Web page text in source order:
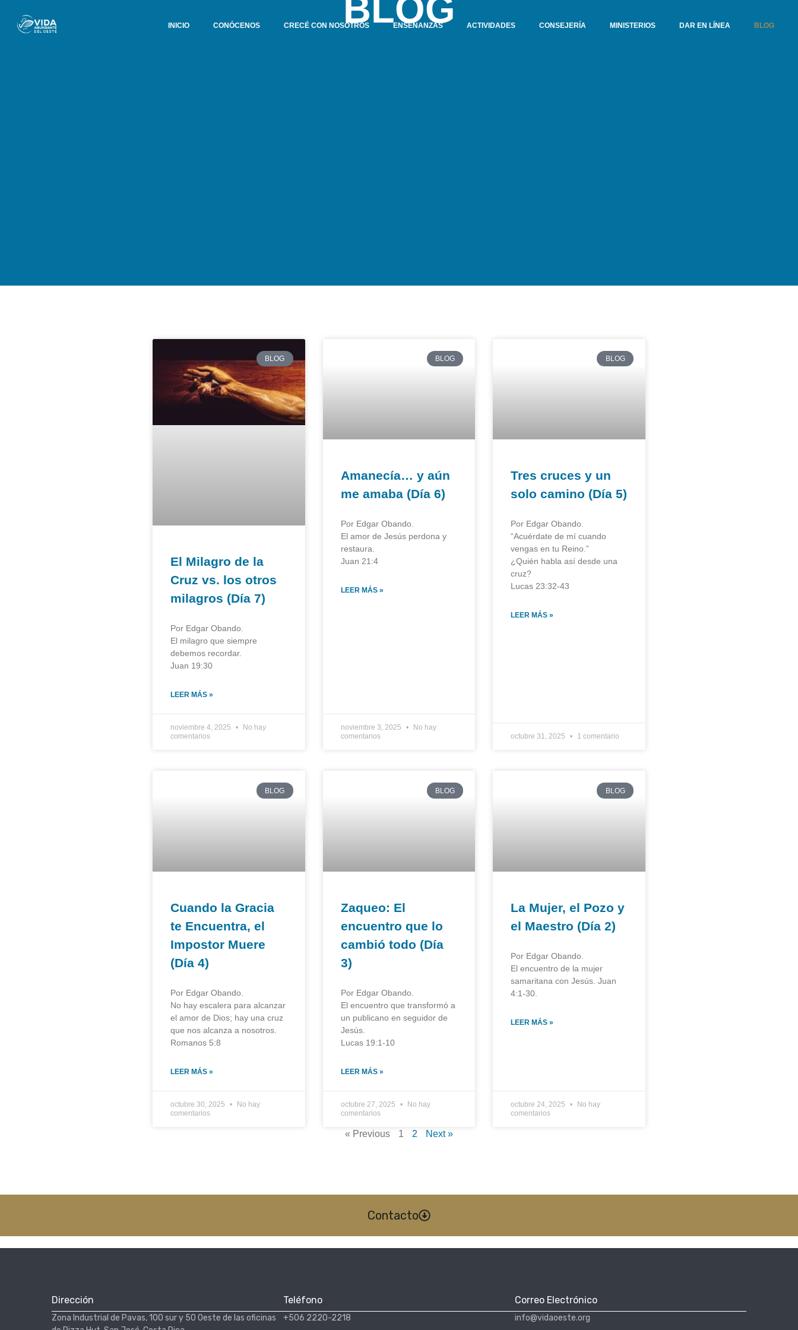
INICIO CONÓCENOS CRECÉ CON NOSOTROS ENSEÑANZAS ACTIVIDADES CONSEJERÍA MINISTERIOS DAR EN LÍNEA BLOG
BLOG
BLOG
El Milagro de la
Cruz vs. los otros
milagros (Día 7)
Por Edgar Obando.
El milagro que siempre
debemos recordar.
Juan 19:30
LEER MÁS »
noviembre 4, 2025
No hay
comentarios
BLOG
Amanecía… y aún
me amaba (Día 6)
Por Edgar Obando.
El amor de Jesús perdona y
restaura.
Juan 21:4
LEER MÁS »
noviembre 3, 2025
No hay
comentarios
BLOG
Tres cruces y un
solo camino (Día 5)
Por Edgar Obando.
“Acuérdate de mí cuando
vengas en tu Reino.”
¿Quién habla así desde una
cruz?
Lucas 23:32-43
LEER MÁS »
octubre 31, 2025 1 comentario
BLOG
Cuando la Gracia
te Encuentra, el
Impostor Muere
(Día 4)
Por Edgar Obando.
No hay escalera para alcanzar
el amor de Dios; hay una cruz
que nos alcanza a nosotros.
Romanos 5:8
LEER MÁS »
octubre 30, 2025
No hay
comentarios
BLOG
Zaqueo: El
encuentro que lo
cambió todo (Día
3)
Por Edgar Obando.
El encuentro que transformó a
un publicano en seguidor de
Jesús.
Lucas 19:1-10
LEER MÁS »
octubre 27, 2025
No hay
comentarios
BLOG
La Mujer, el Pozo y
el Maestro (Día 2)
Por Edgar Obando.
El encuentro de la mujer
samaritana con Jesús. Juan
4:1-30.
LEER MÁS »
octubre 24, 2025
No hay
comentarios
« Previous 1 2 Next »
Contacto
Dirección
Zona Industrial de Pavas, 100 sur y 50 Oeste de las oficinas
Teléfono
+506 2220-2218
Correo Electrónico
info@vidaoeste.org